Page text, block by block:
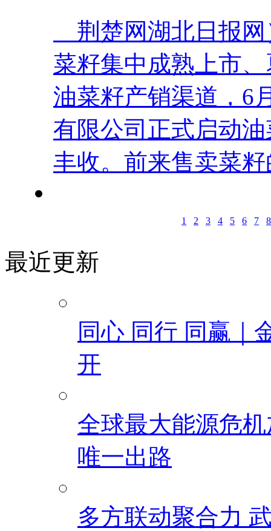
荆楚网湖北日报网
菜籽集中成熟上市
油菜籽产销渠道，6
有限公司正式启动
丰收。前来售卖菜籽
1 2 3 4 5 6 7 8
最近更新
同心 同行 同赢｜
开
全球最大能源危
唯一出路
多方联动聚合力